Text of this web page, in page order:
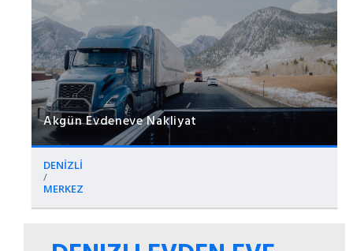
Akgün Evdeneve Nakliyat
DENİZLİ
/
MERKEZ